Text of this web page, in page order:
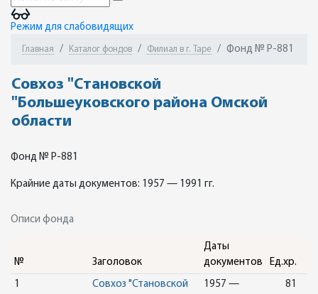
Режим для слабовидящих
Главная Каталог фондов Филиал в г. Таре Фонд № Р-881
Совхоз "Становской
"Большеуковского района Омской
области
Фонд № Р-881
Крайние даты документов: 1957 — 1991 гг.
Описи фонда
№ Заголовок
Даты
документов
Ед.хр.
1
Совхоз "Становской
1957 —
81